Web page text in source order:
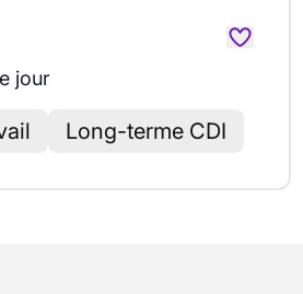
jour
Long-terme CDI